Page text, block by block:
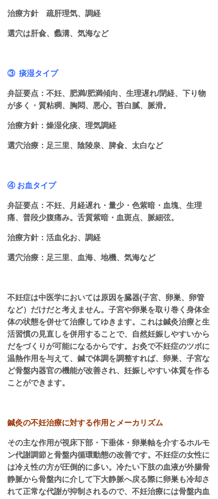
治療方針 疏肝理気、調経
選穴は肝兪、蠡溝、気海など
③ 痰湿タイプ
弁証要点：不妊、肥満/肥満傾向、生理遅れ/閉経、下り物
が多く・質粘稠、胸悶、悪心。苔白膩、脈滑。
治療方針：燥湿化痰、理気調経
選穴治療：足三里、陰陵泉、脾兪、太白など
④ お血タイプ
弁証要点：不妊、月経遅れ・量少・色紫暗・血塊、生理
痛、普段少腹痛み。舌質紫暗・血斑点、脈細弦。
治療方針：活血化お、調経
選穴治療：足三里、血海、地機、気海など
不妊症は中医学においては原因を臓器(子宮、卵巣、卵管
など）だけだと考えません。子宮や卵巣を取り巻く身体全
体の状態を併せて治療してゆきます。これは鍼灸治療と生
活習慣の見直しを併用することで、自然妊娠しやすいから
だをづくりが可能になるからです。お灸で不妊症のツボに
温熱作用を与えて、鍼で体調を調整すれば、卵巣、子宮な
ど骨盤内器官の機能が改善され、妊娠しやすい体質を作る
ことができます。
鍼灸の不妊治療に対する作用とメーカリズム
その主な作用が視床下部・下垂体・卵巣軸を介するホルモ
ン代謝調節と骨盤内循環動態の改善です。不妊症の女性に
は冷え性の方が圧倒的に多い。冷たい下肢の血液が外腸骨
静脈から骨盤内に介して下大静脈へ戻る際に卵巣も冷却さ
れて正常な代謝が抑制されるので、不妊治療には骨盤内血